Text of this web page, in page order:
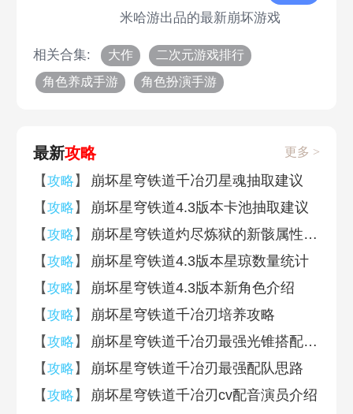
米哈游出品的最新崩坏游戏
相关合集: 大作 二次元游戏排行
角色养成手游 角色扮演手游
最新攻略 更多 >
【攻略 】
崩坏星穹铁道千冶刃星魂抽取建议
【攻略 】
崩坏星穹铁道4.3版本卡池抽取建议
【攻略 】
崩坏星穹铁道灼尽炼狱的新骸属性效果
【攻略 】
崩坏星穹铁道4.3版本星琼数量统计
【攻略 】
崩坏星穹铁道4.3版本新角色介绍
【攻略 】
崩坏星穹铁道千冶刃培养攻略
【攻略 】
崩坏星穹铁道千冶刃最强光锥搭配推荐
【攻略 】
崩坏星穹铁道千冶刃最强配队思路
【攻略 】 崩坏星穹铁道千冶刃cv配音演员介绍